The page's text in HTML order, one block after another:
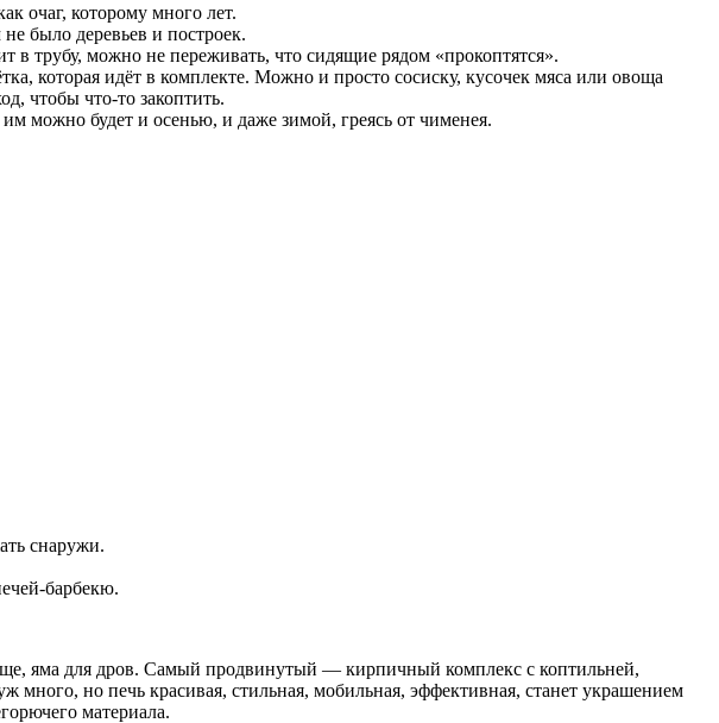
очаг, которому много лет.
было деревьев и построек.
в трубу, можно не переживать, что сидящие рядом «прокоптятся».
которая идёт в комплекте. Можно и просто сосиску, кусочек мяса или овоща
чтобы что-то закоптить.
можно будет и осенью, и даже зимой, греясь от чименея.
снаружи.
барбекю.
яма для дров. Самый продвинутый — кирпичный комплекс с коптильней,
много, но печь красивая, стильная, мобильная, эффективная, станет украшением
материала.